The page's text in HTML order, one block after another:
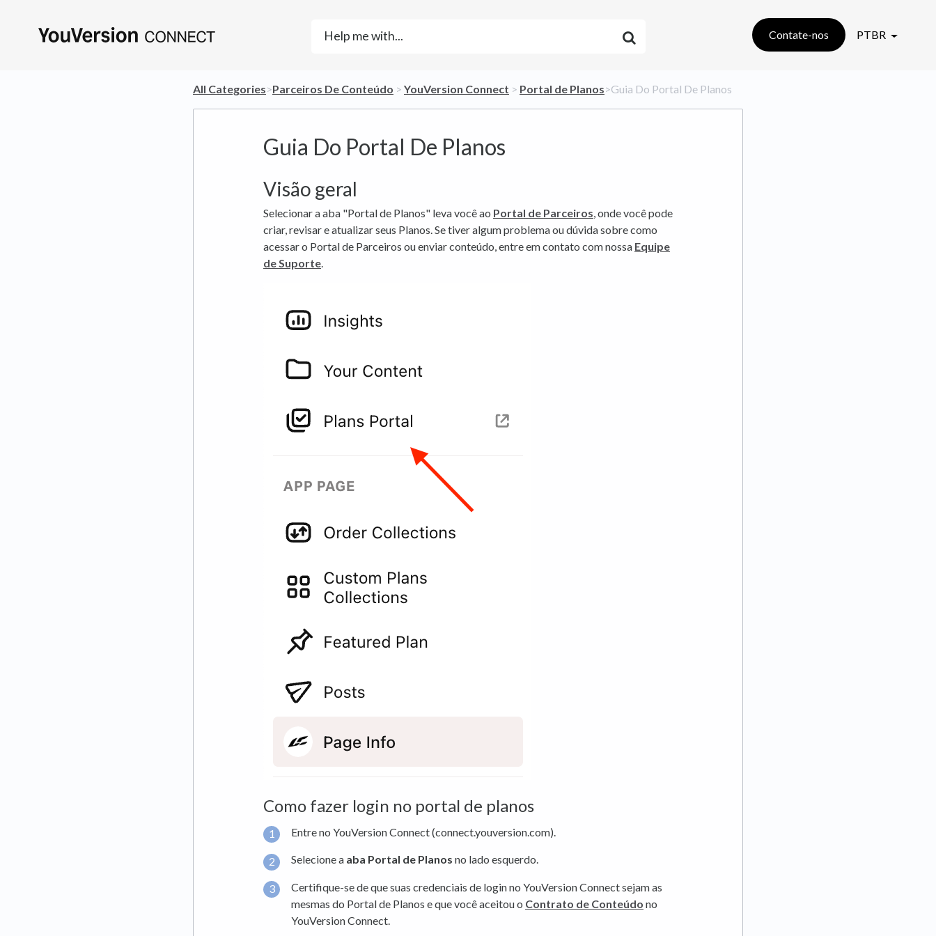
Contate-nos PTBR
All Categories​>​​Parceiros De Conteúdo ​ > ​ ​YouVersion Connect ​ > ​ ​Portal de Planos​>​ Guia Do Portal De Planos
Guia Do Portal De Planos
Visão geral
Selecionar a aba "Portal de Planos" leva você ao Portal de Parceiros, onde você pode
criar, revisar e atualizar seus Planos. Se tiver algum problema ou dúvida sobre como
acessar o Portal de Parceiros ou enviar conteúdo, entre em contato com nossa Equipe
de Suporte.
Como fazer login no portal de planos
Entre no YouVersion Connect (connect.youversion.com).
Selecione a aba Portal de Planos no lado esquerdo.
Certifique-se de que suas credenciais de login no YouVersion Connect sejam as
mesmas do Portal de Planos e que você aceitou o Contrato de Conteúdo no
YouVersion Connect.